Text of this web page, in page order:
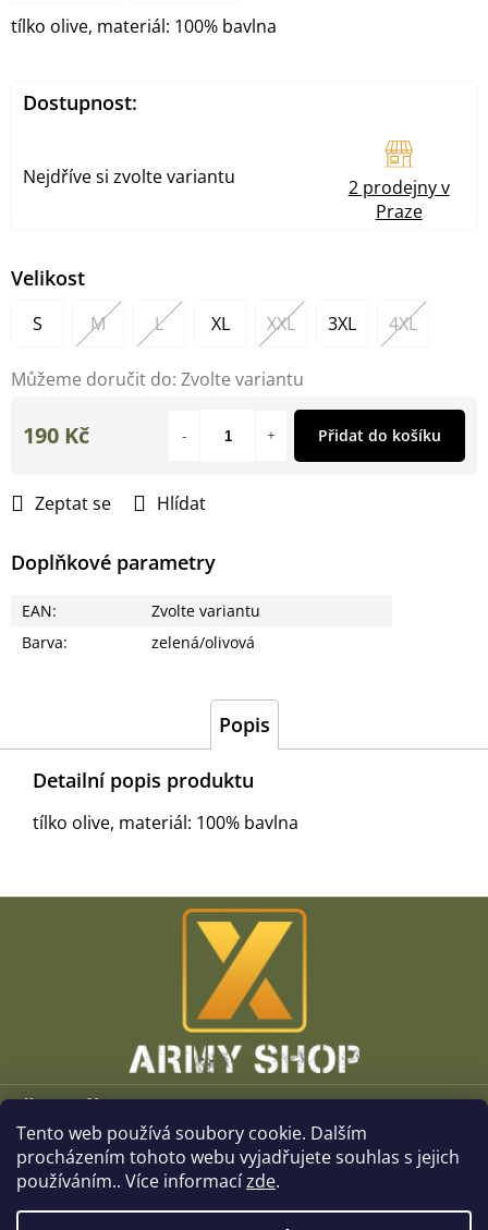
Tento web používá soubory cookie. Dalším
procházením tohoto webu vyjadřujete souhlas s jejich
používáním.. Více informacízde.
Velikost
S M L XL XXL 3XL 4XL
Můžeme doručit do: Zvolte variantu
tílko olive, materiál: 100% bavlna
Zeptat se Hlídat
Doplňkové parametry
EAN:
Zvolte variantu
Barva: zelená/olivová
190 Kč Přidat do košíku
Dostupnost:
Nejdříve si zvolte variantu
2 prodejny v
Praze
Popis
Detailní popis produktu
tílko olive, materiál: 100% bavlna
Z
Vše o nákupu
O společnosti
Kamenné prodejny